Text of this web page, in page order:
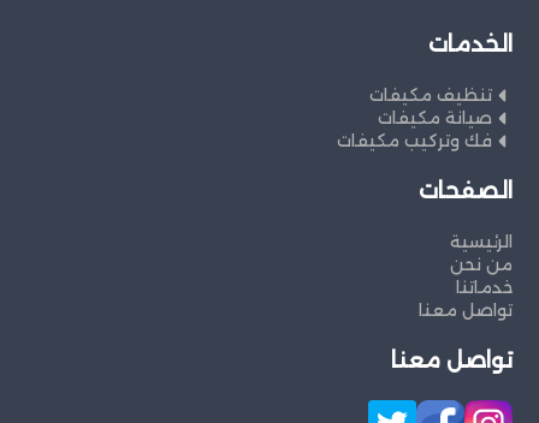
الخدمات
تنظيف مكيفات
صيانة مكيفات
فك وتركيب مكيفات
الصفحات
الرئيسية
من نحن
خدماتنا
تواصل معنا
تواصل معنا